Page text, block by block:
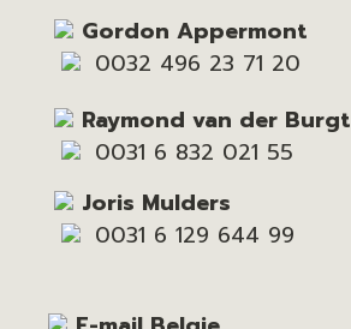
Gordon Appermont
0032 496 23 71 20
Raymond van der Burgt
0031 6 832 021 55
Joris Mulders
0031 6 129 644 99